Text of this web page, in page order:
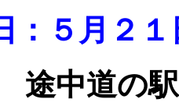
：５月２
中道の駅